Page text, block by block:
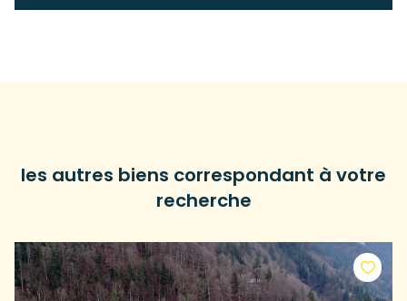
les autres biens correspondant à votre
recherche